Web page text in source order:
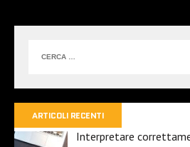
ARTICOLI RECENTI
Interpretare